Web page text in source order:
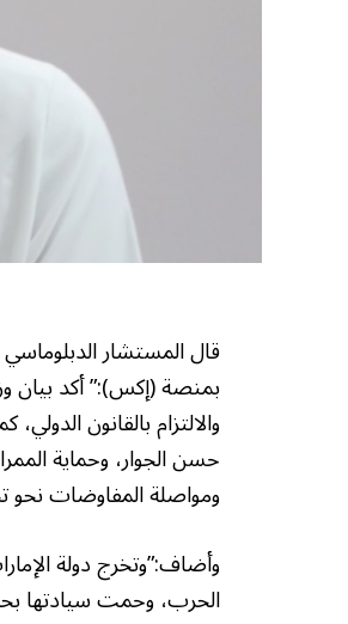
قال المستشار
بمنصة (إكس):” أكد بيان
والالتزام بالقانون
حسن الجوار، وحماية
ومواصلة المفاوضات نحو
وأضاف:”وتخرج دولة
الحرب، وحمت سيادتها